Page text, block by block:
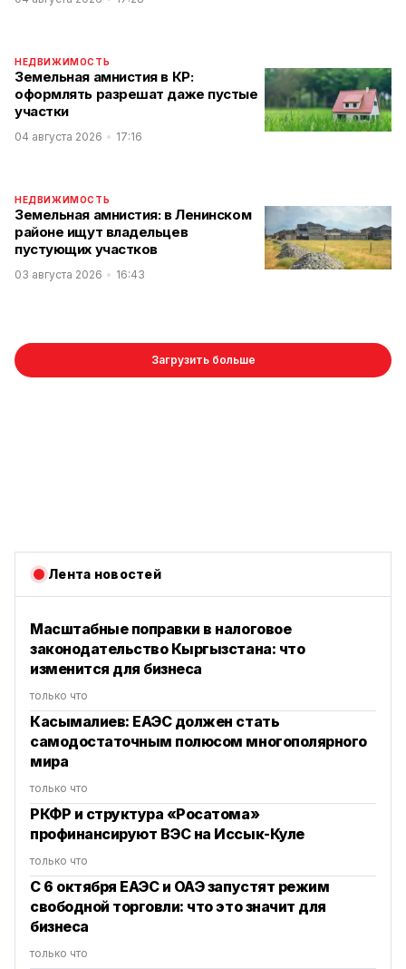
НЕДВИЖИМОСТЬ
Земельная амнистия в КР:
оформлять разрешат даже пустые
участки
04 августа 2026 17:16
НЕДВИЖИМОСТЬ
Земельная амнистия: в Ленинском
районе ищут владельцев
пустующих участков
03 августа 2026 16:43
Загрузить больше
Лента новостей
Масштабные поправки в налоговое
законодательство Кыргызстана: что
изменится для бизнеса
только что
Касымалиев: ЕАЭС должен стать
самодостаточным полюсом многополярного
мира
только что
РКФР и структура «Росатома»
профинансируют ВЭС на Иссык-Куле
только что
С 6 октября ЕАЭС и ОАЭ запустят режим
свободной торговли: что это значит для
бизнеса
только что